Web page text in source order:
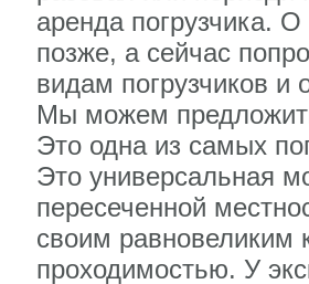
аренда погрузчика.
позже, а сейчас
видам погрузчиков и
Мы можем
Это одна из самых
Это универсальная
пересеченной
своим равновеликим
проходимостью. У